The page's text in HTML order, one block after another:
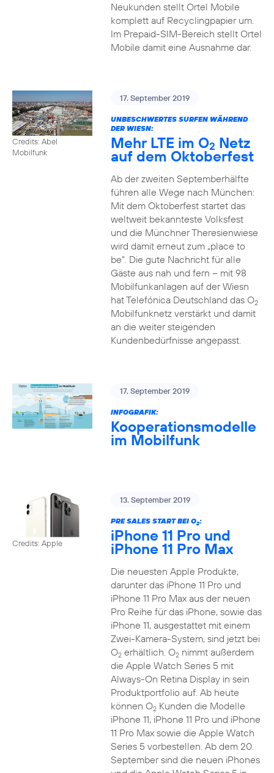
Neukunden stellt Ortel Mobile
komplett auf Recyclingpapier um.
Im Prepaid-SIM-Bereich stellt Ortel
Mobile damit eine Ausnahme dar.
Credits: Abel
Mobilfunk
17. September 2019
UNBESCHWERTES SURFEN WÄHREND
DER WIESN:
Mehr LTE im O2 Netz
auf dem Oktoberfest
Ab der zweiten Septemberhälfte
führen alle Wege nach München:
Mit dem Oktoberfest startet das
weltweit bekannteste Volksfest
und die Münchner Theresienwiese
wird damit erneut zum „place to
be“. Die gute Nachricht für alle
Gäste aus nah und fern – mit 98
Mobilfunkanlagen auf der Wiesn
hat Telefónica Deutschland das O2
Mobilfunknetz verstärkt und damit
an die weiter steigenden
Kundenbedürfnisse angepasst.
17. September 2019
INFOGRAFIK:
Kooperationsmodelle
im Mobilfunk
Credits: Apple
13. September 2019
PRE SALES START BEI O2:
iPhone 11 Pro und
iPhone 11 Pro Max
Die neuesten Apple Produkte,
darunter das iPhone 11 Pro und
iPhone 11 Pro Max aus der neuen
Pro Reihe für das iPhone, sowie das
iPhone 11, ausgestattet mit einem
Zwei-Kamera-System, sind jetzt bei
O2erhältlich. O2nimmt außerdem
die Apple Watch Series 5 mit
Always-On Retina Display in sein
Produktportfolio auf. Ab heute
können O2Kunden die Modelle
iPhone 11, iPhone 11 Pro und iPhone
11 Pro Max sowie die Apple Watch
Series 5 vorbestellen. Ab dem 20.
September sind die neuen iPhones